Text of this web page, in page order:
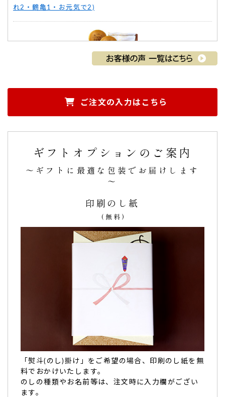
れ2・鶴亀1・お元気で2)
祖父母への敬老のお祝い。２人の名前を入れたと
ころ、とても喜んでもらえました。
祖父母への敬老のお祝いで注文しました。
ても助かりました。
敬老の日 名入れ どら焼き(5個入り/名入
れ2・鶴亀1・お元気で2)
敬老の日。遠方の両親だけでなくご近所さんにお
すそ分けできる小袋のご用意も…
き、お渡し先様にとても喜んでいただけたので、今回は
用にどら焼きを注文させていただきました。
遠方に住む両親だけでなく、ご近所さんにもおすそ分けでき
るよう小袋のご用意もあるのがとてもありがたかったです。
両親にも喜んでもらえました。
また別の機会にも利用させていただきたいと思います。
ご注文の入力はこちら
ギフトオプションのご案内
～ギフトに最適な包装でお届けします
～
印刷のし紙
(無料)
「熨斗(のし)掛け」をご希望の場合、印刷のし紙を無
料でおかけいたします。
のしの種類やお名前等は、注文時に入力欄がござい
ます。